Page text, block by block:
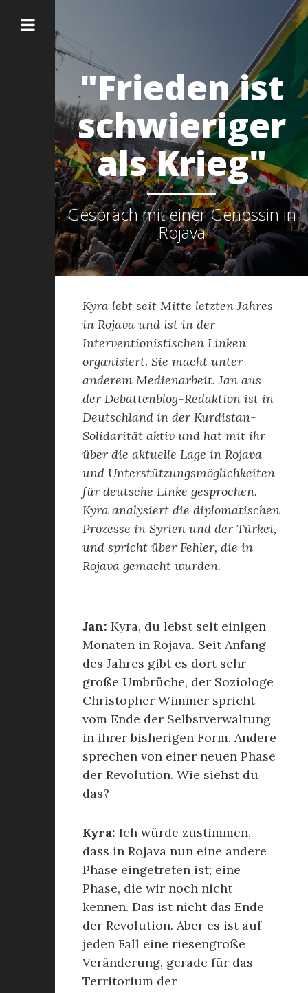
"Frieden ist
schwieriger
als Krieg"
Gespräch mit einer Genossin in
Rojava
Kyra lebt seit Mitte letzten Jahres
in Rojava und ist in der
Interventionistischen Linken
organisiert. Sie macht unter
anderem Medienarbeit. Jan aus
der Debattenblog-Redaktion ist in
Deutschland in der Kurdistan-
Solidarität aktiv und hat mit ihr
über die aktuelle Lage in Rojava
und Unterstützungsmöglichkeiten
für deutsche Linke gesprochen.
Kyra analysiert die diplomatischen
Prozesse in Syrien und der Türkei,
und spricht über Fehler, die in
Rojava gemacht wurden.
Jan: Kyra, du lebst seit einigen
Monaten in Rojava. Seit Anfang
des Jahres gibt es dort sehr
große Umbrüche, der Soziologe
Christopher Wimmer spricht
vom Ende der Selbstverwaltung
in ihrer bisherigen Form. Andere
sprechen von einer neuen Phase
der Revolution. Wie siehst du
das?
Kyra: Ich würde zustimmen,
dass in Rojava nun eine andere
Phase eingetreten ist; eine
Phase, die wir noch nicht
kennen. Das ist nicht das Ende
der Revolution. Aber es ist auf
jeden Fall eine riesengroße
Veränderung, gerade für das
Territorium der